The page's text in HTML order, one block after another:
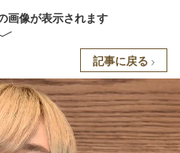
画像が表示されます
記事に戻る